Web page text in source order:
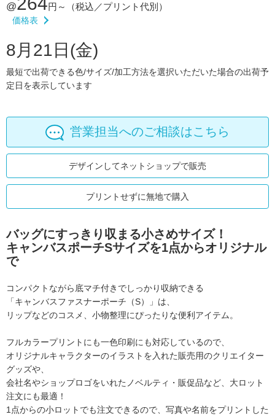
@ 円～ （税込／プリント代別）
価格表
8月21日(金)
最短で出荷できる色/サイズ/加工方法を選択いただいた場合の出荷予
定日を表示しています
営業担当へのご相談はこちら
デザインしてネットショップで販売
プリントせずに無地で購入
バッグにすっきり収まる小さめサイズ！
キャンバスポーチSサイズを1点からオリジナル
で
コンパクトながら底マチ付きでしっかり収納できる
「キャンバスファスナーポーチ（S）」は、
リップなどのコスメ、小物整理にぴったりな便利アイテム。
フルカラープリントにも一色印刷にも対応しているので、
オリジナルキャラクターのイラストを入れた販売用のクリエイター
グッズや、
会社名やショップロゴをいれたノベルティ・販促品など、大ロット
注文にも最適！
1点からの小ロットでも注文できるので、写真や名前をプリントした